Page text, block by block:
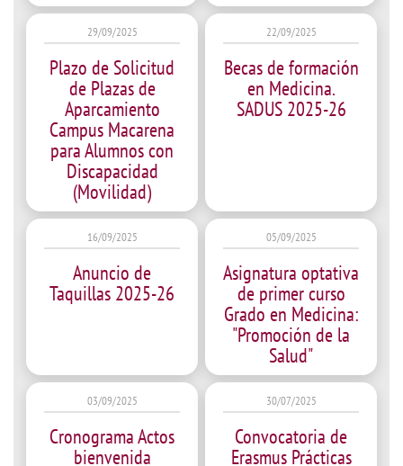
29/09/2025
Plazo de Solicitud
de Plazas de
Aparcamiento
Campus Macarena
para Alumnos con
Discapacidad
(Movilidad)
22/09/2025
Becas de formación
en Medicina.
SADUS 2025-26
16/09/2025
Anuncio de
Taquillas 2025-26
05/09/2025
Asignatura optativa
de primer curso
Grado en Medicina:
"Promoción de la
Salud"
03/09/2025
Cronograma Actos
bienvenida
30/07/2025
Convocatoria de
Erasmus Prácticas